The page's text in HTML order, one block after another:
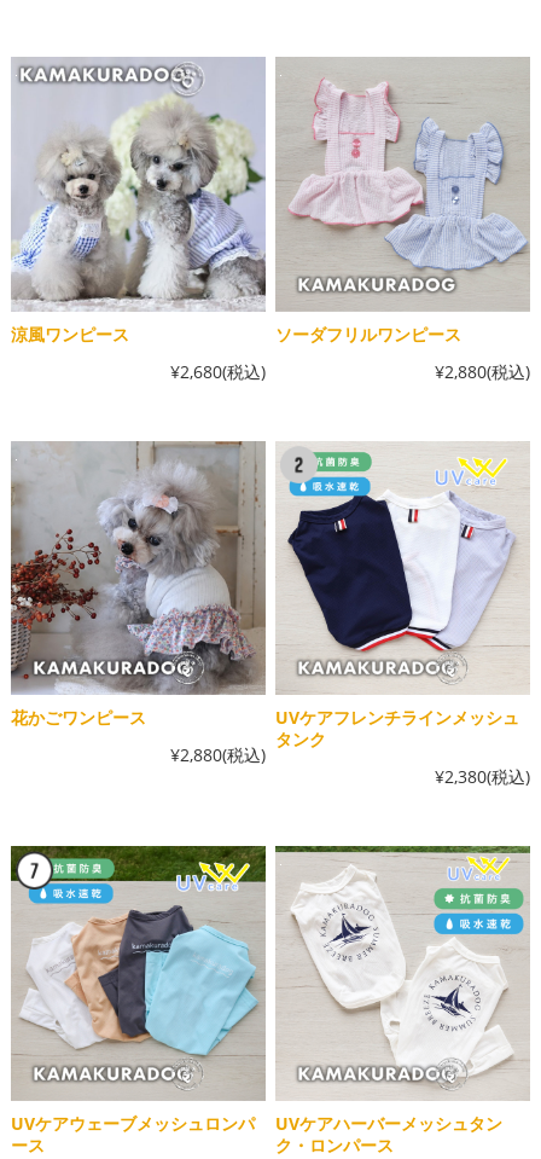
涼風ワンピース
¥2,680(税込)
ソーダフリルワンピース
¥2,880(税込)
花かごワンピース
¥2,880(税込)
UVケアフレンチラインメッシュ
タンク
¥2,380(税込)
UVケアウェーブメッシュロンパ
ース
UVケアハーバーメッシュタン
ク・ロンパース